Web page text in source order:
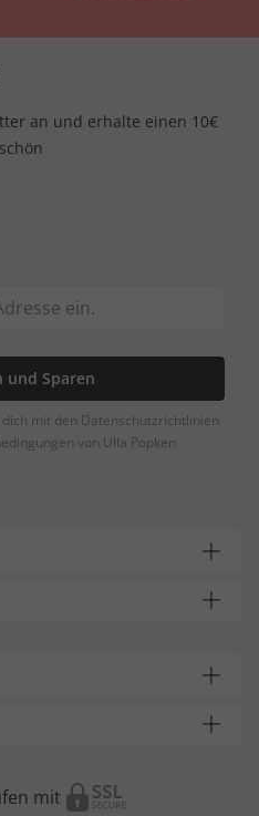
an und erhalte einen 10€
und Sparen
mit den Datenschutzrichtlinien
von Ulla Popken
mit